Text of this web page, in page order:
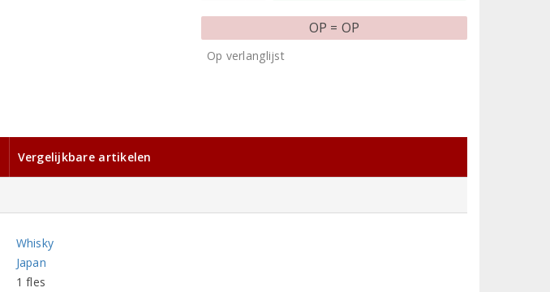
OP = OP
Op verlanglijst
Vergelijkbare artikelen
Whisky
Japan
1 fles